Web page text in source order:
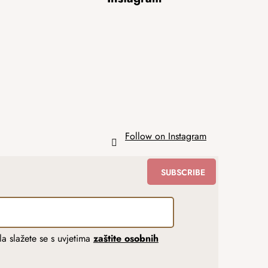
Follow on Instagram
slažete se s uvjetima zaštite osobnih
SUBSCRIBE